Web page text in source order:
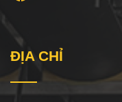
ĐỊA CHỈ